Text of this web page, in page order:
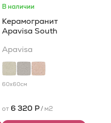
В наличии
Керамогранит
Apavisa South
Apavisa
60x60см
от 6 320 Р/ м2